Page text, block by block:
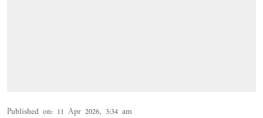
Published on: 11 Apr 2026, 3:34 am